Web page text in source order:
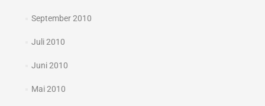
September 2010
Juli 2010
Juni 2010
Mai 2010